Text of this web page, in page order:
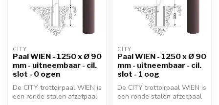
CITY
Paal WIEN - 1250 x Ø 90
mm - uitneembaar - cil.
slot - 0 ogen
De CITY trottoirpaal WIEN is
een ronde stalen afzetpaal
CITY
Paal WIEN - 1250 x Ø 90
mm - uitneembaar - cil.
slot - 1 oog
De CITY trottoirpaal WIEN is
een ronde stalen afzetpaal